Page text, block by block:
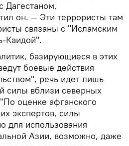
Дагестаном,
он. — Эти террористы там
связаны с "Исламским
Каидой".
базирующиеся в этих
боевые действия
речь идет лишь
силы вблизи северных
оценке афганского
экспертов, силы
для использования
Азии, возможно, даже